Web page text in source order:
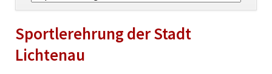
überspringen
Sportlerehrung der Stadt
Lichtenau